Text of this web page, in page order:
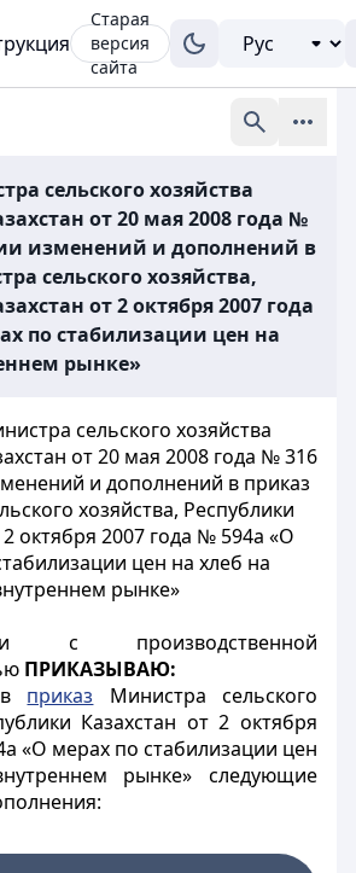
Старая
версия
сайта
сельского хозяйства
от 20 мая 2008 года №
изменений и дополнений в
сельского хозяйства,
от 2 октября 2007 года
по стабилизации цен на
рынке»
сельского хозяйства
от 20 мая 2008 года № 316
и дополнений в приказ
хозяйства, Республики
2 октября 2007 года № 594а «О
цен на хлеб на
рынке»
с производственной
ПРИКАЗЫВАЮ:
приказ Министра сельского
Казахстан от 2 октября
«О мерах по стабилизации цен
рынке» следующие